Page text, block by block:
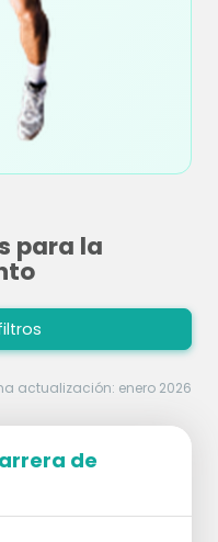
para la
actualización: enero 2026
de